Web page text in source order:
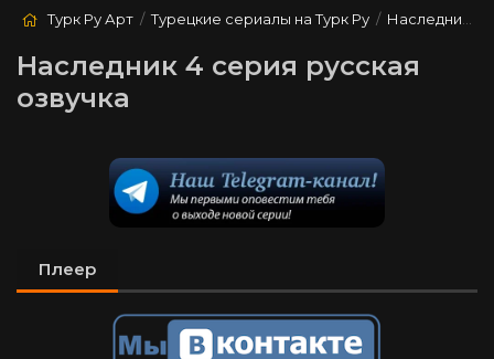
Турк Ру Арт /Турецкие сериалы на Турк Ру / Наследник
Наследник 4 серия русская
озвучка
Плеер